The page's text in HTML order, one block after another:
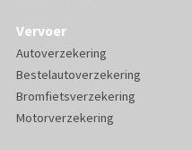
Vervoer
Autoverzekering
Bestelautoverzekering
Bromfietsverzekering
Motorverzekering